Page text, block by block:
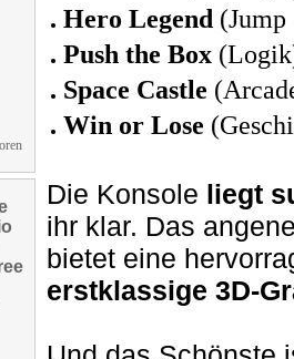
Hero Legend
Push the Box
Space Castle
Win or Lose
Die Konsole liegt
ihr klar. Das
bietet eine
erstklassige 3D-